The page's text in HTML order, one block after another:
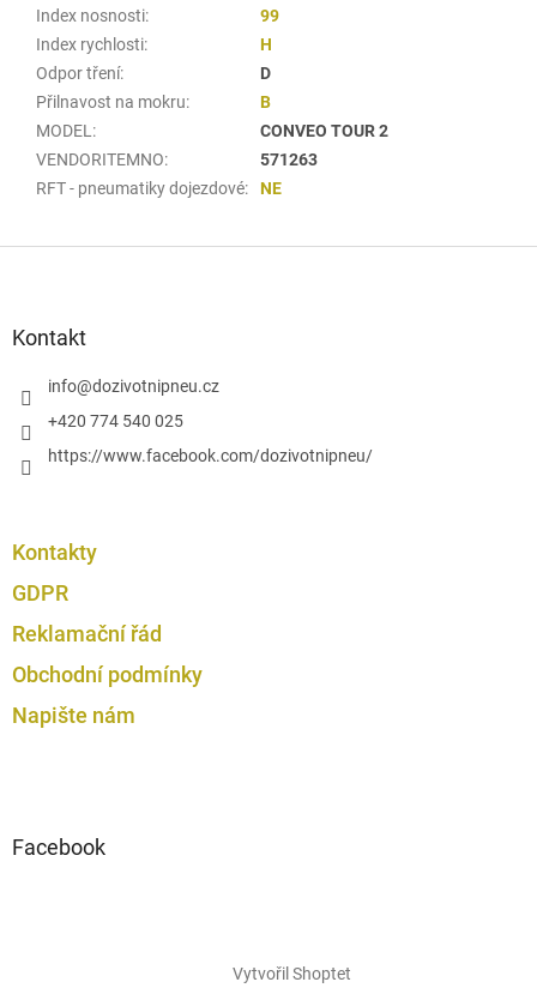
Index nosnosti:
99
Index rychlosti:
H
Odpor tření:
D
Přilnavost na mokru:
B
MODEL :
CONVEO TOUR 2
VENDORITEMNO:
571263
RFT - pneumatiky dojezdové: NE
Kontakt
info@dozivotnipneu.cz
+420 774 540 025
https://www.facebook.com/dozivotnipneu/
Kontakty
GDPR
Reklamační řád
Obchodní podmínky
Napište nám
Facebook
Vytvořil Shoptet